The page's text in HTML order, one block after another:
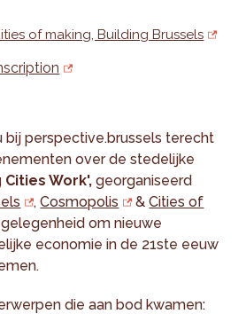
of making, Building Brussels
bij perspective.brussels terecht
over de stedelijke
Cities Work', georganiseerd
,Cosmopolis &Cities of
om nieuwe
economie in de 21ste eeuw
die aan bod kwamen: